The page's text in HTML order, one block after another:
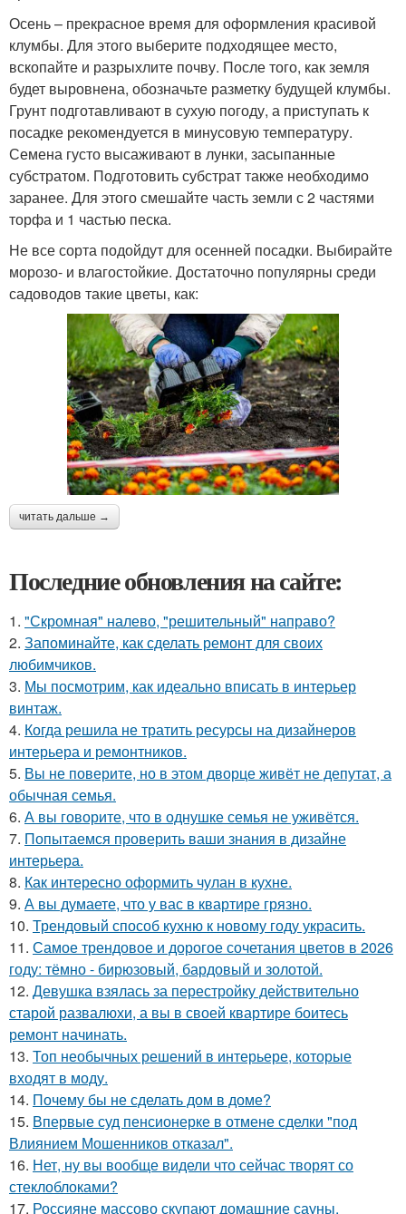
Осень – прекрасное время для оформления красивой
клумбы. Для этого выберите подходящее место,
вскопайте и разрыхлите почву. После того, как земля
будет выровнена, обозначьте разметку будущей клумбы.
Грунт подготавливают в сухую погоду, а приступать к
посадке рекомендуется в минусовую температуру.
Семена густо высаживают в лунки, засыпанные
субстратом. Подготовить субстрат также необходимо
заранее. Для этого смешайте часть земли с 2 частями
торфа и 1 частью песка.
Не все сорта подойдут для осенней посадки. Выбирайте
морозо- и влагостойкие. Достаточно популярны среди
садоводов такие цветы, как:
читать дальше →
Последние обновления на сайте:
1. "Скромная" налево, "решительный" направо?
2. Запоминайте, как сделать ремонт для своих
любимчиков.
3. Мы посмотрим, как идеально вписать в интерьер
винтаж.
4. Когда решила не тратить ресурсы на дизайнеров
интерьера и ремонтников.
5. Вы не поверите, но в этом дворце живёт не депутат, а
обычная семья.
6. А вы говорите, что в однушке семья не уживётся.
7. Попытаемся проверить ваши знания в дизайне
интерьера.
8. Как интересно оформить чулан в кухне.
9. А вы думаете, что у вас в квартире грязно.
10. Трендовый способ кухню к новому году украсить.
11. Самое трендовое и дорогое сочетания цветов в 2026
году: тёмно - бирюзовый, бардовый и золотой.
12. Девушка взялась за перестройку действительно
старой развалюхи, а вы в своей квартире боитесь
ремонт начинать.
13. Топ необычных решений в интерьере, которые
входят в моду.
14. Почему бы не сделать дом в доме?
15. Впервые суд пенсионерке в отмене сделки "под
Влиянием Мошенников отказал".
16. Нет, ну вы вообще видели что сейчас творят со
стеклоблоками?
17. Россияне массово скупают домашние сауны.